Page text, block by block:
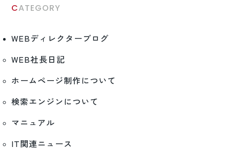
CATEGORY
WEBディレクターブログ
WEB社長日記
ホームページ制作について
検索エンジンについて
マニュアル
IT関連ニュース